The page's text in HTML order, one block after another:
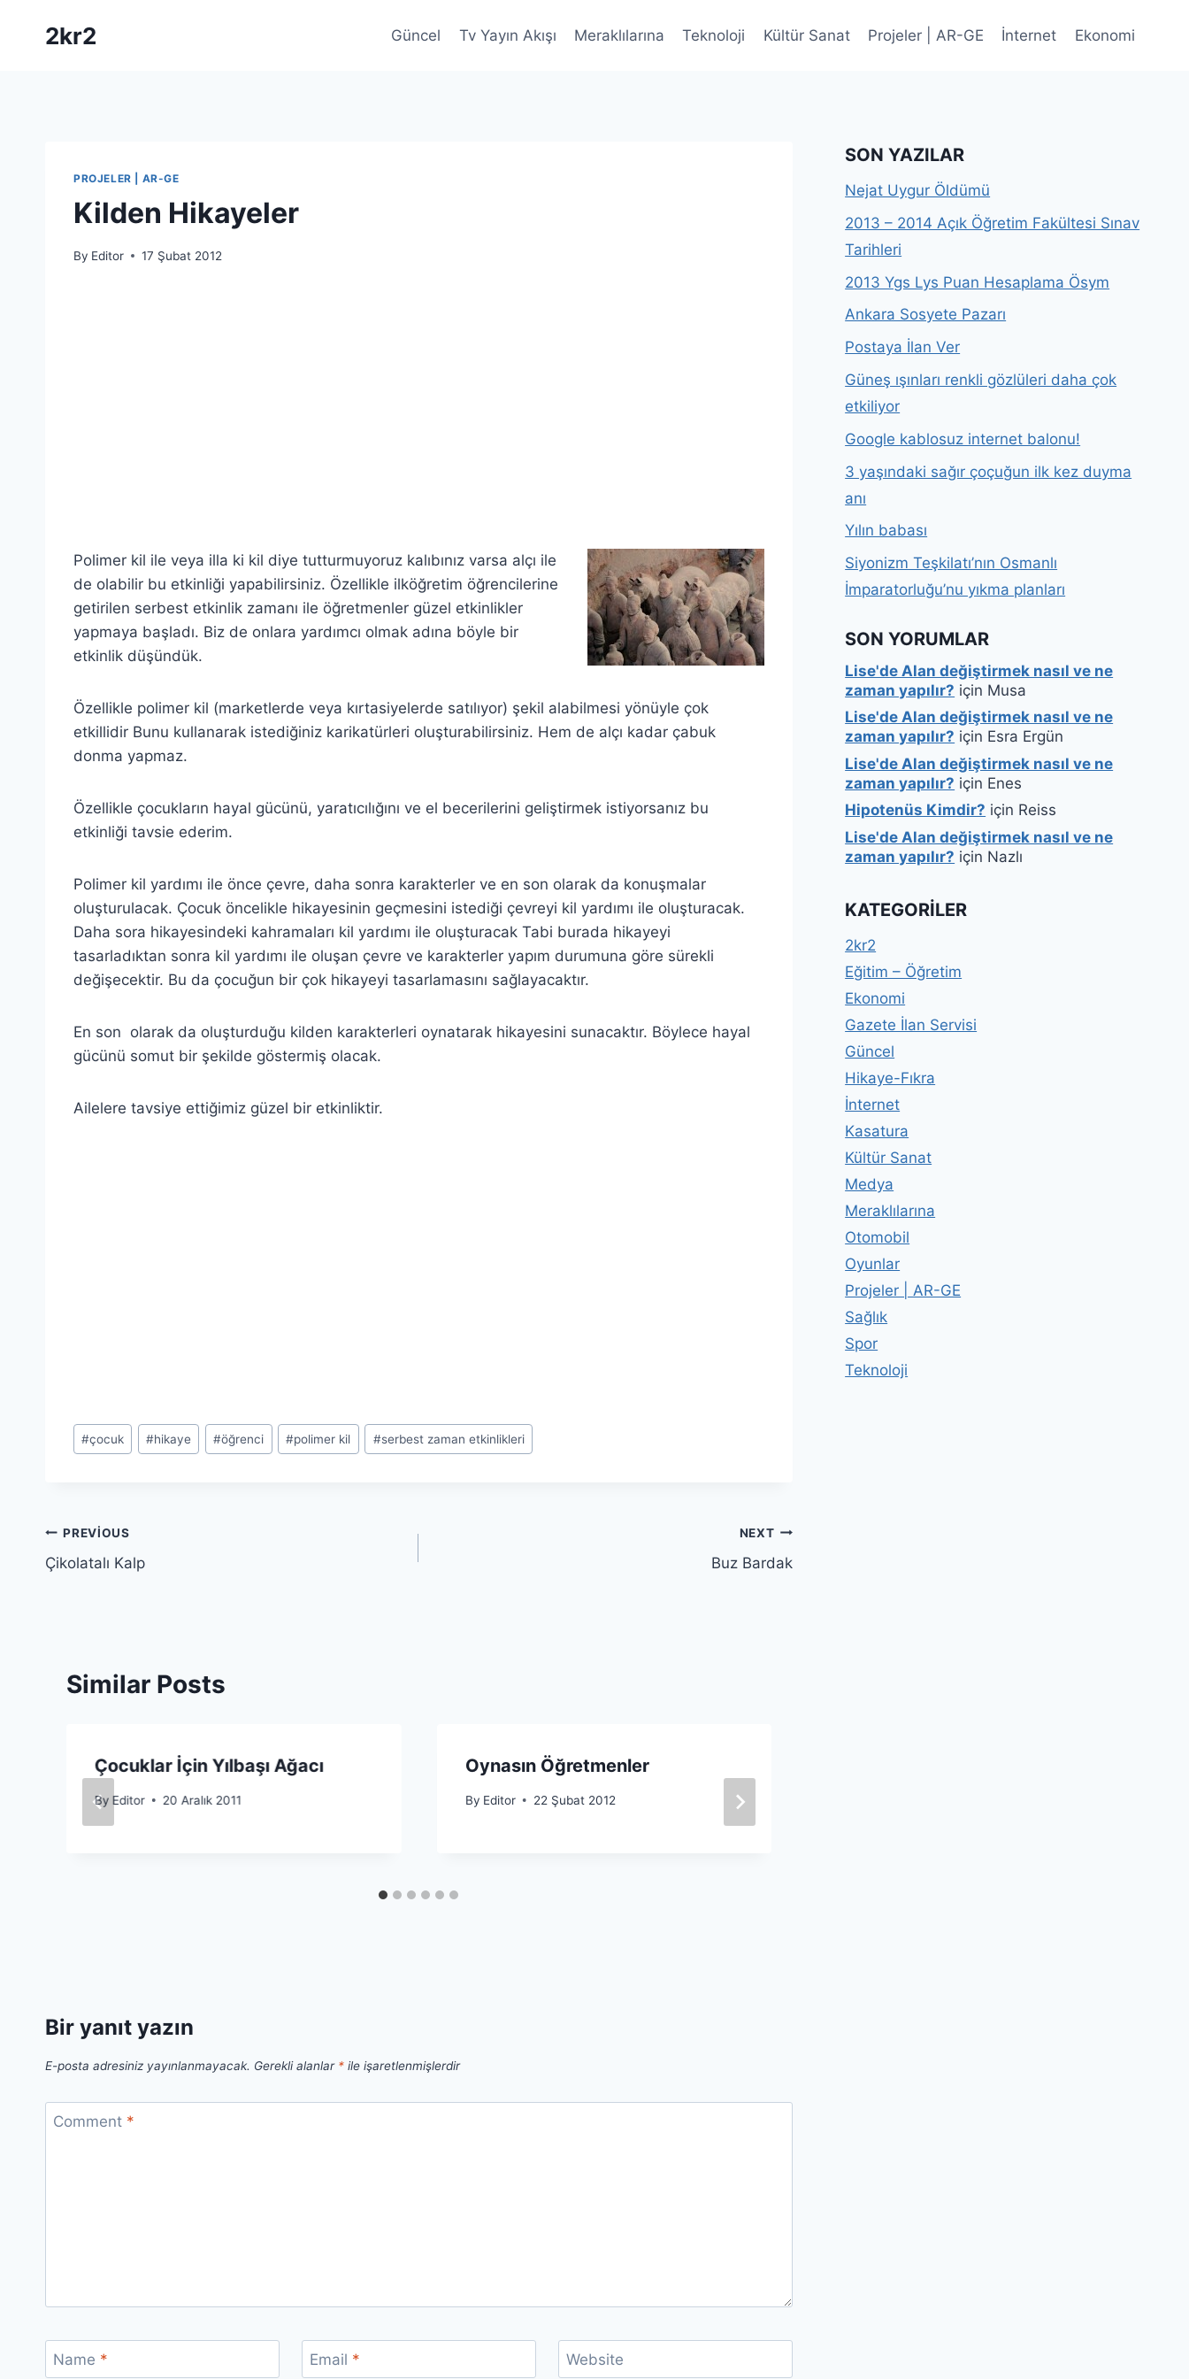
2kr2 Güncel Tv Yayın Akışı Meraklılarına Teknoloji Kültür Sanat Projeler | AR-GE İnternet Ekonomi
PROJELER | AR-GE
Kilden Hikayeler
By Editor 17 Şubat 2012
Polimer kil ile veya illa ki kil diye tutturmuyoruz kalıbınız varsa alçı ile
de olabilir bu etkinliği yapabilirsiniz. Özellikle ilköğretim öğrencilerine
getirilen serbest etkinlik zamanı ile öğretmenler güzel etkinlikler
yapmaya başladı. Biz de onlara yardımcı olmak adına böyle bir
etkinlik düşündük.
Özellikle polimer kil (marketlerde veya kırtasiyelerde satılıyor) şekil alabilmesi yönüyle çok
etkillidir Bunu kullanarak istediğiniz karikatürleri oluşturabilirsiniz. Hem de alçı kadar çabuk
donma yapmaz.
Özellikle çocukların hayal gücünü, yaratıcılığını ve el becerilerini geliştirmek istiyorsanız bu
etkinliği tavsie ederim.
Polimer kil yardımı ile önce çevre, daha sonra karakterler ve en son olarak da konuşmalar
oluşturulacak. Çocuk öncelikle hikayesinin geçmesini istediği çevreyi kil yardımı ile oluşturacak.
Daha sora hikayesindeki kahramaları kil yardımı ile oluşturacak Tabi burada hikayeyi
tasarladıktan sonra kil yardımı ile oluşan çevre ve karakterler yapım durumuna göre sürekli
değişecektir. Bu da çocuğun bir çok hikayeyi tasarlamasını sağlayacaktır.
En son olarak da oluşturduğu kilden karakterleri oynatarak hikayesini sunacaktır. Böylece hayal
gücünü somut bir şekilde göstermiş olacak.
Ailelere tavsiye ettiğimiz güzel bir etkinliktir.
Post
Tags:
#çocuk #hikaye #öğrenci #polimer kil #serbest zaman etkinlikleri
Yazı
gezinmesi
PREVIOUS
Çikolatalı Kalp
NEXT
Buz Bardak
Similar Posts
Çocuklar İçin Yılbaşı Ağacı
By Editor 20 Aralık 2011
Oynasın Öğretmenler
By Editor 22 Şubat 2012
Bir yanıt yazın
E-posta adresiniz yayınlanmayacak. Gerekli alanlar * ile işaretlenmişlerdir
Comment *
Name * Email * Website
SON YAZILAR
Nejat Uygur Öldümü
2013 – 2014 Açık Öğretim Fakültesi Sınav
Tarihleri
2013 Ygs Lys Puan Hesaplama Ösym
Ankara Sosyete Pazarı
Postaya İlan Ver
Güneş ışınları renkli gözlüleri daha çok
etkiliyor
Google kablosuz internet balonu!
3 yaşındaki sağır çoçuğun ilk kez duyma
anı
Yılın babası
Siyonizm Teşkilatı’nın Osmanlı
İmparatorluğu’nu yıkma planları
SON YORUMLAR
Lise'de Alan değiştirmek nasıl ve ne
zaman yapılır? için Musa
Lise'de Alan değiştirmek nasıl ve ne
zaman yapılır? için Esra Ergün
Lise'de Alan değiştirmek nasıl ve ne
zaman yapılır? için Enes
Hipotenüs Kimdir? için Reiss
Lise'de Alan değiştirmek nasıl ve ne
zaman yapılır? için Nazlı
KATEGORILER
2kr2
Eğitim – Öğretim
Ekonomi
Gazete İlan Servisi
Güncel
Hikaye-Fıkra
İnternet
Kasatura
Kültür Sanat
Medya
Meraklılarına
Otomobil
Oyunlar
Projeler | AR-GE
Sağlık
Spor
Teknoloji